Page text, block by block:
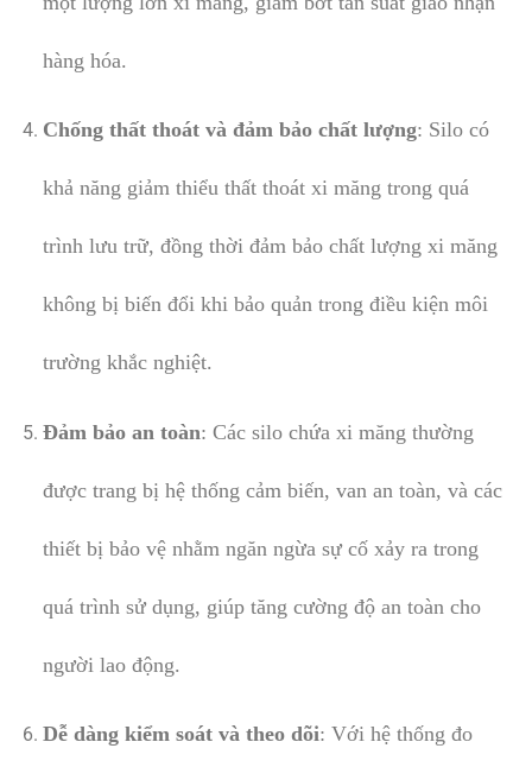
hàng hóa.
Chống thất thoát và đảm bảo chất lượng: Silo có
khả năng giảm thiểu thất thoát xi măng trong quá
trình lưu trữ, đồng thời đảm bảo chất lượng xi măng
không bị biến đổi khi bảo quản trong điều kiện môi
trường khắc nghiệt.
Đảm bảo an toàn: Các silo chứa xi măng thường
được trang bị hệ thống cảm biến, van an toàn, và các
thiết bị bảo vệ nhằm ngăn ngừa sự cố xảy ra trong
quá trình sử dụng, giúp tăng cường độ an toàn cho
người lao động.
Dễ dàng kiểm soát và theo dõi: Với hệ thống đo